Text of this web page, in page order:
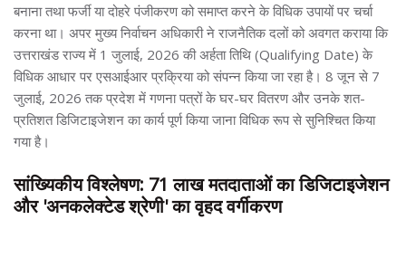
बनाना तथा फर्जी या दोहरे पंजीकरण को समाप्त करने के विधिक उपायों पर चर्चा
करना था। अपर मुख्य निर्वाचन अधिकारी ने राजनैतिक दलों को अवगत कराया कि
उत्तराखंड राज्य में 1 जुलाई, 2026 की अर्हता तिथि (Qualifying Date) के
विधिक आधार पर एसआईआर प्रक्रिया को संपन्न किया जा रहा है। 8 जून से 7
जुलाई, 2026 तक प्रदेश में गणना पत्रों के घर-घर वितरण और उनके शत-
प्रतिशत डिजिटाइजेशन का कार्य पूर्ण किया जाना विधिक रूप से सुनिश्चित किया
गया है।
सांख्यिकीय विश्लेषण: 71 लाख मतदाताओं का डिजिटाइजेशन
और 'अनकलेक्टेड श्रेणी' का वृहद वर्गीकरण